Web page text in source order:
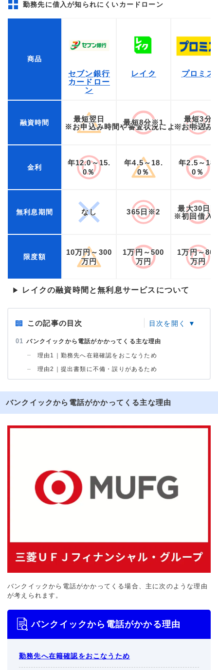
勤務先に借入が知られにくいカードローン
商品
セブン銀行
カードロー
ン
レイク プロミス
融資時間 最短翌日
※お申込み時間や審査状況によりご希望に
最短8分※1 最短3分
※お申込み
金利
年12.0～15.
0％
年4.5～18.
0％
年2.5～18.
0％
無利息期間 なし 365日※2 最大30日間
※初回借入
限度額
10万円～300
万円
1万円～500
万円
1万円～
万円
▶ レイクの融資時間と無利息サービスについて
この記事の目次
バンクイックから電話がかかってくる主な理由
理由1｜勤務先へ在籍確認をおこなうため
理由2｜提出書類に不備・誤りがあるため
バンクイックから電話がかかってくる主な理由
バンクイックから電話がかかってくる場合、主に次のような理由
が考えられます。
バンクイックから電話がかかる理由
勤務先へ在籍確認をおこなうため